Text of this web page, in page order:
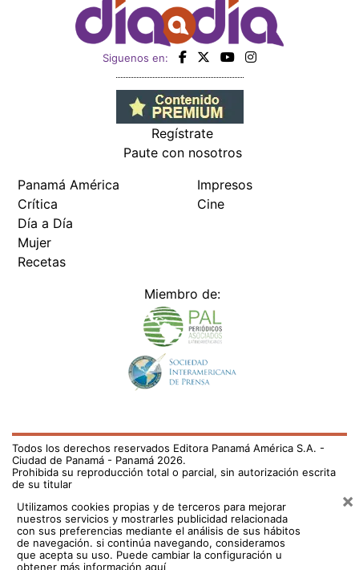
Siguenos en:
Regístrate
Paute con nosotros
Panamá América
Crítica
Día a Día
Mujer
Recetas
Impresos
Cine
Miembro de:
Todos los derechos reservados Editora Panamá América S.A. -
Ciudad de Panamá - Panamá 2026.
Prohibida su reproducción total o parcial, sin autorización escrita
de su titular
Utilizamos cookies propias y de terceros para mejorar
nuestros servicios y mostrarles publicidad relacionada
con sus preferencias mediante el análisis de sus hábitos
de navegación. si continúa navegando, consideramos
que acepta su uso. Puede cambiar la configuración u
obtener más información aquí
×